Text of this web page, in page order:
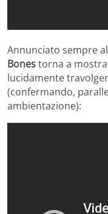
Annunciato sempre
Bonestorna a
lucidamente
(confermando,
ambientazione):